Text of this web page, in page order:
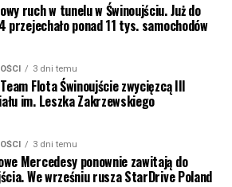
ruch w tunelu w Świnoujściu. Już do
przejechało ponad 11 tys. samochodów
3 dni temu
Flota Świnoujście zwycięzcą III
im. Leszka Zakrzewskiego
3 dni temu
Mercedesy ponownie zawitają do
We wrześniu rusza StarDrive Poland